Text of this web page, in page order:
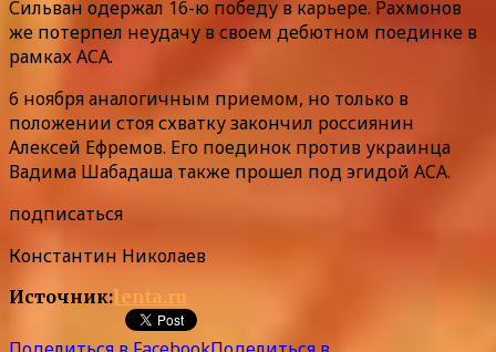
Сильван одержал 16-ю победу в карьере. Рахмонов
же потерпел неудачу в своем дебютном поединке в
рамках ACA.
6 ноября аналогичным приемом, но только в
положении стоя схватку закончил россиянин
Алексей Ефремов. Его поединок против украинца
Вадима Шабадаша также прошел под эгидой ACA.
подписаться
Константин Николаев
Источник:lenta.ru